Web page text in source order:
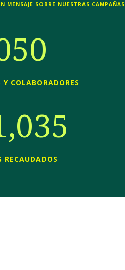
MENSAJE SOBRE NUESTRAS CAMPAÑAS
COLABORADORES
RECAUDADOS